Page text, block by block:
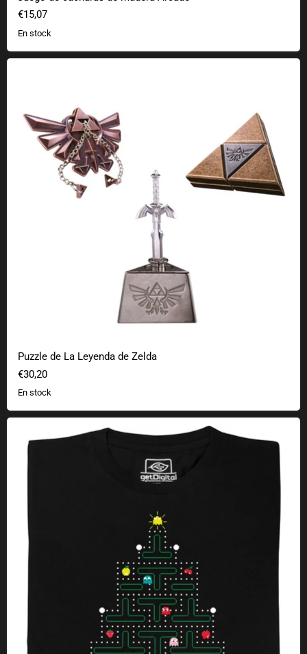
€15,07
En stock
Puzzle de La Leyenda de Zelda
€30,20
En stock
Árbol de Navidad de juegos retro